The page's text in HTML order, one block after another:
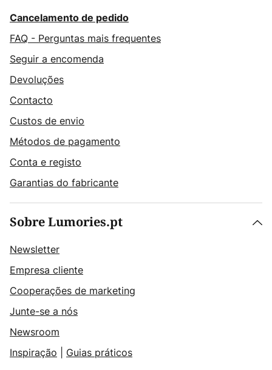
Cancelamento de pedido
FAQ - Perguntas mais frequentes
Seguir a encomenda
Devoluções
Contacto
Custos de envio
Métodos de pagamento
Conta e registo
Garantias do fabricante
Sobre Lumories.pt
Newsletter
Empresa cliente
Cooperações de marketing
Junte-se a nós
Newsroom
Inspiração
Guias práticos